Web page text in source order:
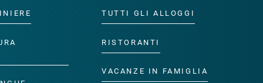
TUTTI GLI ALLOGGI
RISTORANTI
VACANZE IN FAMIGLIA